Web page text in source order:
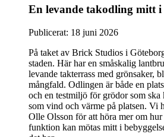
En levande takodling mitt i
Publicerat: 18 juni 2026
På taket av Brick Studios i
staden. Här har en småskalig
levande takterrass med grönsaker,
mångfald. Odlingen är både en
och en testmiljö för grödor som ska
som vind och värme på platsen. Vi
Olle Olsson för att höra mer om
funktion kan mötas mitt i